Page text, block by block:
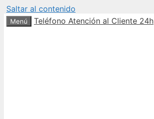
Saltar al contenido
Menú Teléfono Atención al Cliente 24h